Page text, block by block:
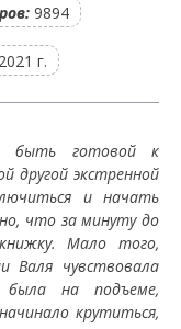
9894
г.
быть готовой к
другой экстренной
и начать
что за минуту до
Мало того,
Валя чувствовала
была на подъеме,
крутиться,